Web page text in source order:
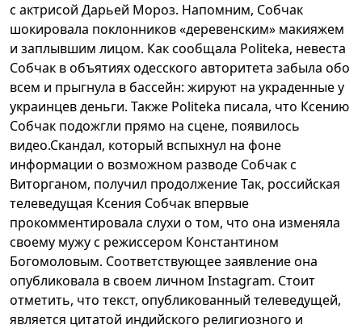
с актрисой Дарьей Мороз. Напомним, Собчак
шокировала поклонников «деревенским» макияжем
и заплывшим лицом. Как сообщала Politeka, невеста
Собчак в объятиях одесского авторитета забыла обо
всем и прыгнула в бассейн: жируют на украденные у
украинцев деньги. Также Politeka писала, что Ксению
Собчак подожгли прямо на сцене, появилось
видео.Скандал, который вспыхнул на фоне
информации о возможном разводе Собчак с
Виторганом, получил продолжение Так, российская
телеведущая Ксения Собчак впервые
прокомментировала слухи о том, что она изменяла
своему мужу с режиссером Константином
Богомоловым. Соответствующее заявление она
опубликовала в своем личном Instagram. Стоит
отметить, что текст, опубликованный телеведущей,
является цитатой индийского религиозного и